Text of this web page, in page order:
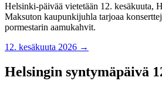
Helsinki-päivää vietetään 12. kesäkuuta,
Maksuton kaupunkijuhla tarjoaa
pormestarin aamukahvit.
12. kesäkuuta 2026 →
Helsingin syntymäpäivä